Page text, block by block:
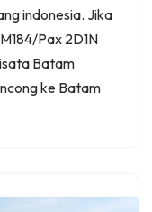
indonesia. Jika
Pax 2D1N
Batam
ke Batam